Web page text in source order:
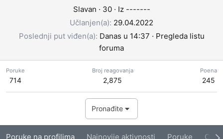
Slavan · 30 · Iz -------
Učlanjen(a) 29.04.2022
Poslednji put viđen(a) Danas u 14:37 · Pregleda listu
foruma
Poruke
714
Broj reagovanja
2,875
Poena
245
Pronađite
Poruke na profilima Najnovije aktivnosti Poruke O